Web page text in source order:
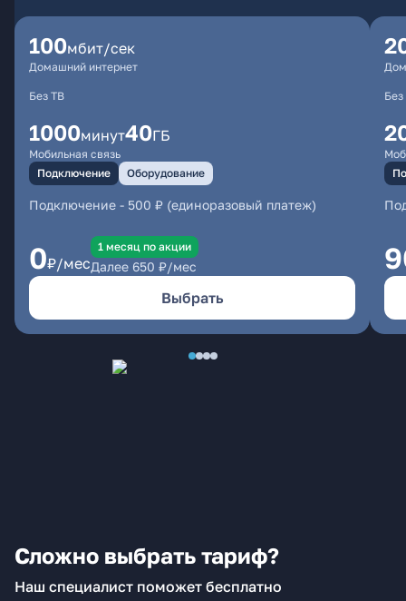
100мбит/сек
Домашний интернет
Без ТВ
1000минут40ГБ
Мобильная связь
Подключение
Оборудование
Подключение - 500 ₽ (единоразовый платеж)
0₽/мес
1 месяц по акции
Далее 650 ₽/мес
Выбрать
Сложно выбрать тариф?
Наш специалист поможет бесплатно